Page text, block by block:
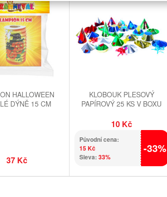
HALLOWEEN
DÝNĚ 15 CM
37 Kč
KLOBOUK PLESOVÝ
PAPÍROVÝ 25 KS V BOXU
10 Kč
Původní cena:
15 Kč
Sleva: 33%
-33%